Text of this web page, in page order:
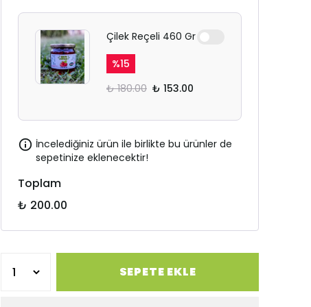
Çilek Reçeli 460 Gr
%15
₺ 180.00 ₺ 153.00
İncelediğiniz ürün ile birlikte bu ürünler de
sepetinize eklenecektir!
Toplam
₺ 200.00
SEPETE EKLE